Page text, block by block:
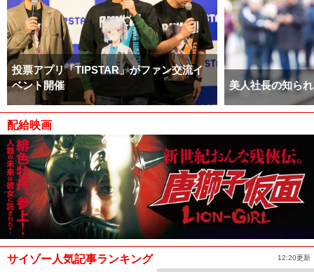
投票アプリ「TIPSTAR」がファン交流イ
ベント開催
美人社長の知ら
配給映画
サイゾー人気記事ランキング 12:20更新